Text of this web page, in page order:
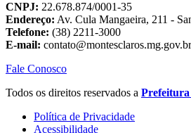
CNPJ: 22.678.874/0001-35
Endereço: Av. Cula Mangaeira, 211 -
Telefone: (38) 2211-3000
E-mail: contato@montesclaros.mg.gov.br
Fale Conosco
Todos os direitos reservados a
Política de Privacidade
Acessibilidade